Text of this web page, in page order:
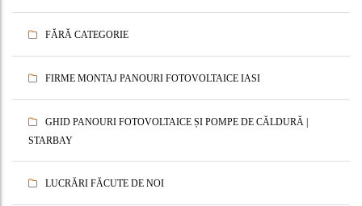
FĂRĂ CATEGORIE
FIRME MONTAJ PANOURI FOTOVOLTAICE IASI
GHID PANOURI FOTOVOLTAICE ȘI POMPE DE CĂLDURĂ |
STARBAY
LUCRĂRI FĂCUTE DE NOI